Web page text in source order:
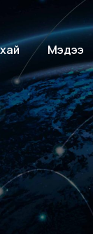
Мэдээ